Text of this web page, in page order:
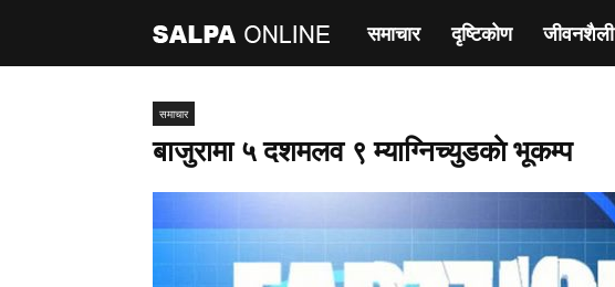
साल्पा
समाचार दृष्टिकाेण जीवनशैली
समाचार
बाजुरामा ५ दशमलव ९ म्याग्निच्युडकाे भूकम्प